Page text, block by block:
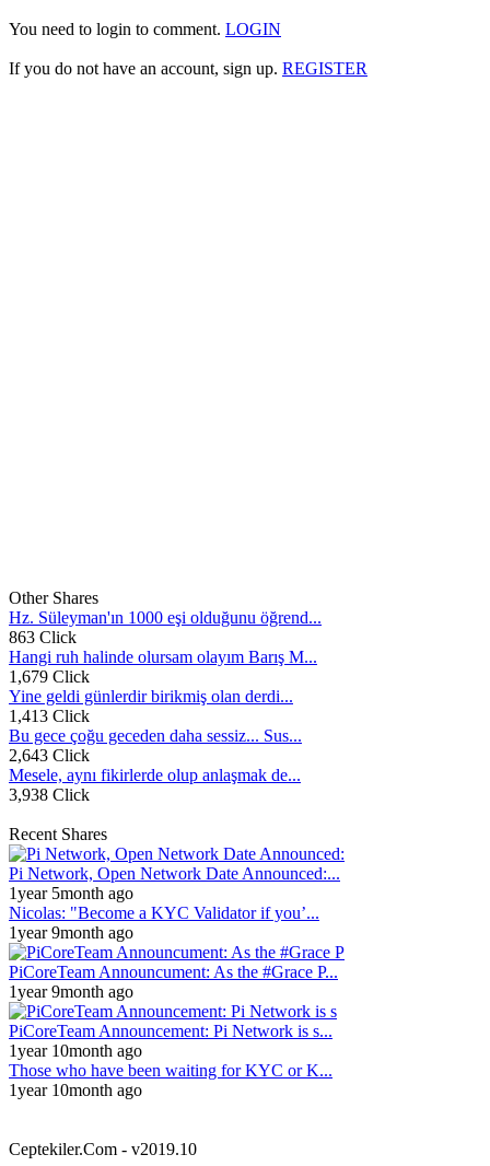
You need to login to comment. LOGIN
If you do not have an account, sign up. REGISTER
Other Shares
Hz. Süleyman'ın 1000 eşi olduğunu öğrend...
863 Click
Hangi ruh halinde olursam olayım Barış M...
1,679 Click
Yine geldi günlerdir birikmiş olan derdi...
1,413 Click
Bu gece çoğu geceden daha sessiz... Sus...
2,643 Click
Mesele, aynı fikirlerde olup anlaşmak de...
3,938 Click
Recent Shares
Pi Network, Open Network Date Announced:...
1year 5month ago
Nicolas: "Become a KYC Validator if you’...
1year 9month ago
PiCoreTeam Announcument: As the #Grace P...
1year 9month ago
PiCoreTeam Announcement: Pi Network is s...
1year 10month ago
Those who have been waiting for KYC or K...
1year 10month ago
Ceptekiler.Com - v2019.10